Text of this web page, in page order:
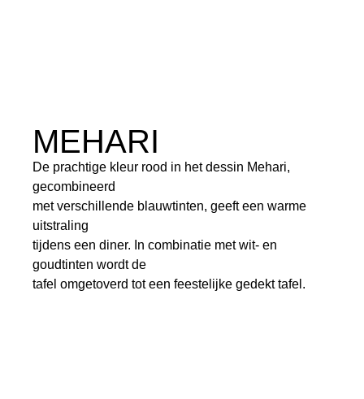
MEHARI
De prachtige kleur rood in het dessin Mehari,
gecombineerd
met verschillende blauwtinten, geeft een warme
uitstraling
tijdens een diner. In combinatie met wit- en
goudtinten wordt de
tafel omgetoverd tot een feestelijke gedekt tafel.